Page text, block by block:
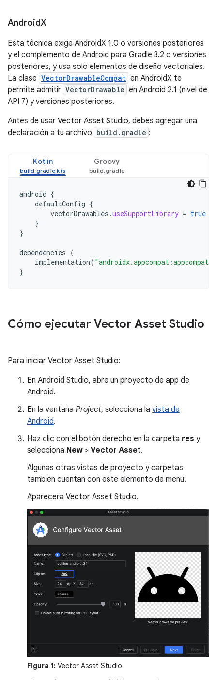
AndroidX
Esta técnica exige AndroidX 1.0 o versiones posteriores
y el complemento de Android para Gradle 3.2 o versiones
posteriores, y usa solo elementos de diseño vectoriales.
La clase VectorDrawableCompat en AndroidX te
permite admitir VectorDrawable en Android 2.1 (nivel de
API 7) y versiones posteriores.
Antes de usar Vector Asset Studio, debes agregar una
declaración a tu archivo build.gradle :
Kotlin Groovy
android {
defaultConfig {
vectorDrawables .useSupportLibrary = true
}
}
dependencies {
implementation(
}
Cómo ejecutar Vector Asset Studio
Para iniciar Vector Asset Studio:
En Android Studio, abre un proyecto de app de
Android.
En la ventana Project, selecciona la vista de
Android.
Haz clic con el botón derecho en la carpeta res y
selecciona New > Vector Asset.
Algunas otras vistas de proyecto y carpetas
también cuentan con este elemento de menú.
Aparecerá Vector Asset Studio.
Figura 1: Vector Asset Studio